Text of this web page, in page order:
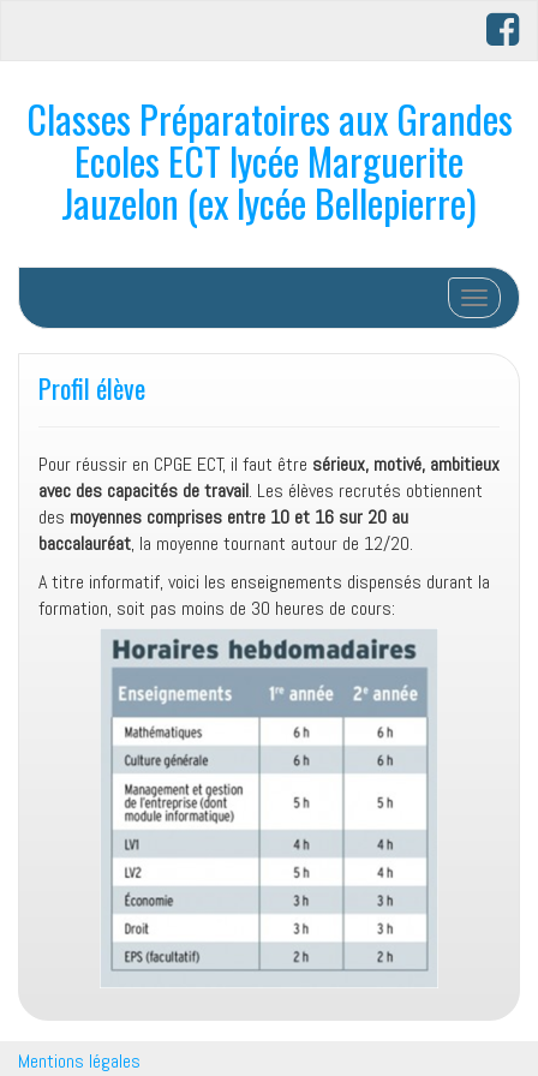
Classes Préparatoires aux Grandes
Ecoles ECT lycée Marguerite
Jauzelon (ex lycée Bellepierre)
Afficher/
Profil élève
Pour réussir en CPGE ECT, il faut être sérieux, motivé, ambitieux
avec des capacités de travail. Les élèves recrutés obtiennent
des moyennes comprises entre 10 et 16 sur 20 au
baccalauréat, la moyenne tournant autour de 12/20.
A titre informatif, voici les enseignements dispensés durant la
formation, soit pas moins de 30 heures de cours:
Mentions légales